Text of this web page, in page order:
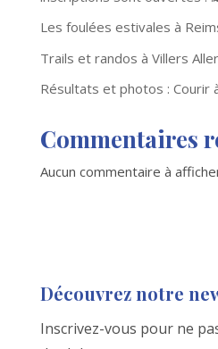
Les foulées estivales à
Trails et randos à Villers
Résultats et photos : Courir
Commentaires
Aucun commentaire à
Découvrez notre
Inscrivez-vous pour ne